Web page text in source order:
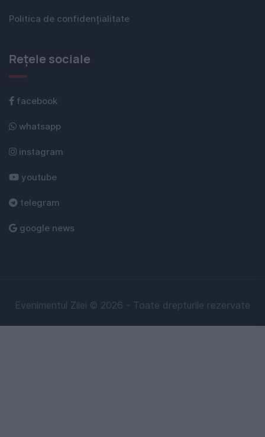
Politica de confidențialitate
Rețele sociale
facebook
whatsapp
instagram
youtube
telegram
google news
Evenimentul Zilei © 2026 - Toate drepturile rezervate